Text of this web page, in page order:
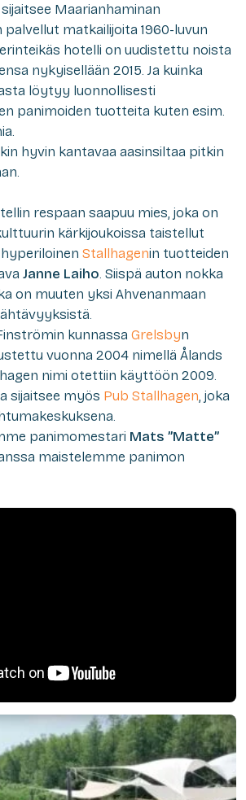
sijaitsee Maarianhaminan
palvellut matkailijoita 1960-luvun
hotelli on uudistettu noista
nykyisellään 2015. Ja kuinka
löytyy luonnollisesti
panimoiden tuotteita kuten esim.
hyvin kantavaa aasinsiltaa pitkin
respaan saapuu mies, joka on
kärkijoukoissa taistellut
Stallhagenin tuotteiden
Janne Laiho. Siispä auton nokka
on muuten yksi Ahvenanmaan
kunnassa Grelsbyn
vuonna 2004 nimellä Ålands
nimi otettiin käyttöön 2009.
sijaitsee myös Pub Stallhagen, joka
panimomestari Mats ”Matte”
maistelemme panimon